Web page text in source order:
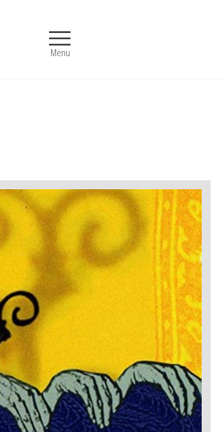
Les 4
saisons
Menu